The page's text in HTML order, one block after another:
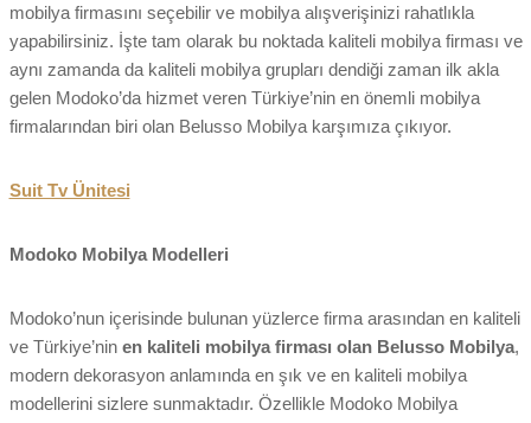
mobilya firmasını seçebilir ve mobilya alışverişinizi rahatlıkla
yapabilirsiniz. İşte tam olarak bu noktada kaliteli mobilya firması ve
aynı zamanda da kaliteli mobilya grupları dendiği zaman ilk akla
gelen Modoko’da hizmet veren Türkiye’nin en önemli mobilya
firmalarından biri olan Belusso Mobilya karşımıza çıkıyor.
Suit Tv Ünitesi
Modoko Mobilya Modelleri
Modoko’nun içerisinde bulunan yüzlerce firma arasından en kaliteli
ve Türkiye’nin en kaliteli mobilya firması olan Belusso Mobilya,
modern dekorasyon anlamında en şık ve en kaliteli mobilya
modellerini sizlere sunmaktadır. Özellikle Modoko Mobilya